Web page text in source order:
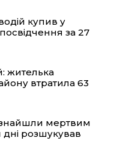
купив у
за 27
жителька
втратила 63
мертвим
дні розшукував